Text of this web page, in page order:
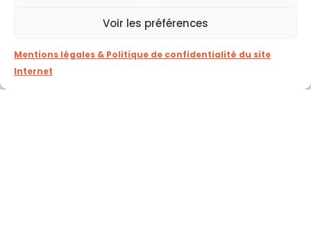
Voir les préférences
Mentions légales & Politique de confidentialité du site
Internet